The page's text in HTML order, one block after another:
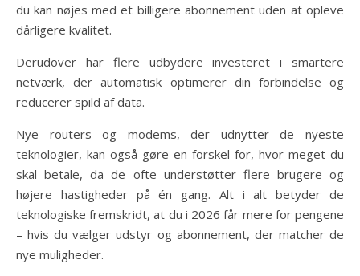
du kan nøjes med et billigere abonnement uden at opleve
dårligere kvalitet.
Derudover har flere udbydere investeret i smartere
netværk, der automatisk optimerer din forbindelse og
reducerer spild af data.
Nye routers og modems, der udnytter de nyeste
teknologier, kan også gøre en forskel for, hvor meget du
skal betale, da de ofte understøtter flere brugere og
højere hastigheder på én gang. Alt i alt betyder de
teknologiske fremskridt, at du i 2026 får mere for pengene
– hvis du vælger udstyr og abonnement, der matcher de
nye muligheder.